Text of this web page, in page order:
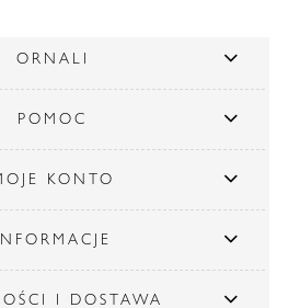
ORNALI
POMOC
KONTO
I DOSTAWA